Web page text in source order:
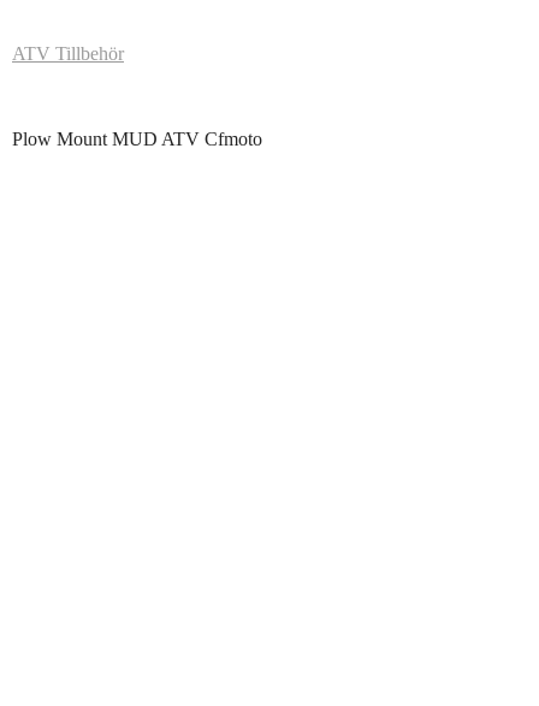
ATV Tillbehör
Plow Mount MUD ATV Cfmoto